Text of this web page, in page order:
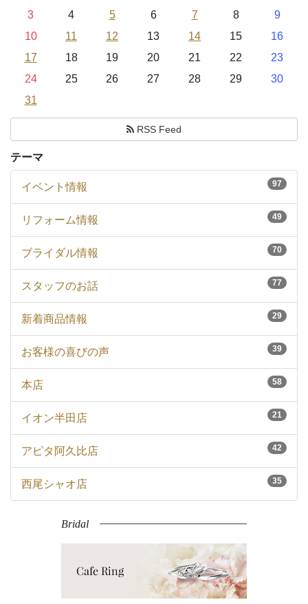
3
4 5 6 7 8
9
10
11 12 13 14 15
16
17
18 19 20 21 22
23
24
25 26 27 28 29
30
31
RSS Feed
テーマ
97
イベント情報
49
リフォーム情報
70
ブライダル情報
77
スタッフのお話
29
新着商品情報
39
お客様の喜びの声
58
本店
21
イオン半田店
42
アピタ阿久比店
35
西尾シャオ店
Bridal